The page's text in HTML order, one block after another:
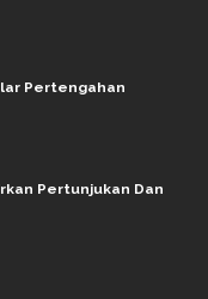
Pertengahan
Pertunjukan Dan